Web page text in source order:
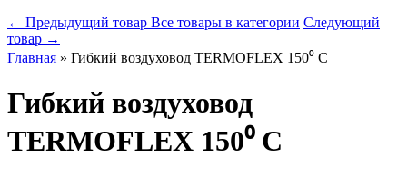
← Предыдущий товар Все товары в категории Следующий
товар →
Главная » Гибкий воздуховод TERMOFLEX 150⁰ C
Гибкий воздуховод
TERMOFLEX 150⁰ C